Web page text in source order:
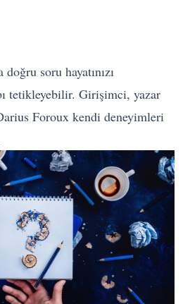
soru hayatınızı
tetikleyebilir. Girişimci, yazar
Foroux kendi deneyimleri